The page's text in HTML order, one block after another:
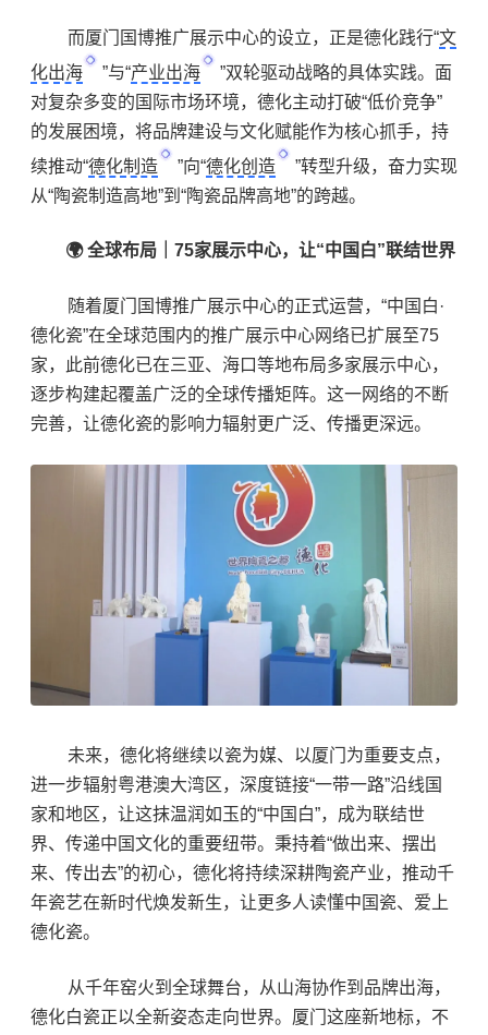
而厦门国博推广展示中心的设立，正是德化践行“文
化出海
”与“产业出海
”双轮驱动战略的具体实践。面
对复杂多变的国际市场环境，德化主动打破“低价竞争”
的发展困境，将品牌建设与文化赋能作为核心抓手，持
续推动“德化制造 ”向“德化创造
”转型升级，奋力实现
从“陶瓷制造高地”到“陶瓷品牌高地”的跨越。
🌍 全球布局｜75家展示中心，让“中国白”联结世界
随着厦门国博推广展示中心的正式运营，“中国白·
德化瓷”在全球范围内的推广展示中心网络已扩展至75
家，此前德化已在三亚、海口等地布局多家展示中心，
逐步构建起覆盖广泛的全球传播矩阵。这一网络的不断
完善，让德化瓷的影响力辐射更广泛、传播更深远。
未来，德化将继续以瓷为媒、以厦门为重要支点，
进一步辐射粤港澳大湾区，深度链接“一带一路”沿线国
家和地区，让这抹温润如玉的“中国白”，成为联结世
界、传递中国文化的重要纽带。秉持着“做出来、摆出
来、传出去”的初心，德化将持续深耕陶瓷产业，推动千
年瓷艺在新时代焕发新生，让更多人读懂中国瓷、爱上
德化瓷。
从千年窑火到全球舞台，从山海协作到品牌出海，
德化白瓷正以全新姿态走向世界。厦门这座新地标，不